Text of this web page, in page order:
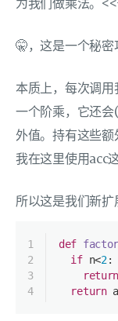
为我们做乘法。
🤫，这是一个秘密
本质上，每次调
一个阶乘，它还
外值。持有这些
我在这里使用acc
所以这是我们新扩
1
2
3
4
def
if n<2:
return
return